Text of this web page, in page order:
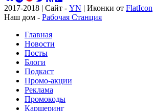
2017-2018 | Сайт - YN | Иконки от FlatIcon
Наш дом - Рабочая Станция
Главная
Новости
Посты
Блоги
Подкаст
Промо-акции
Реклама
Промокоды
Каршеринг